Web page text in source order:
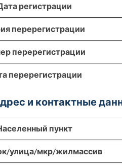
регистрации
перерегистрации
перерегистрации
перерегистрации
и контактные
пункт
улица/мкр/жилмассив